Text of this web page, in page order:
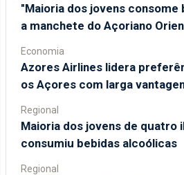
"Maioria dos jovens consome
a manchete do Açoriano
Economia
Azores Airlines lidera
os Açores com larga
Regional
Maioria dos jovens de quatro
consumiu bebidas alcoólicas
Regional